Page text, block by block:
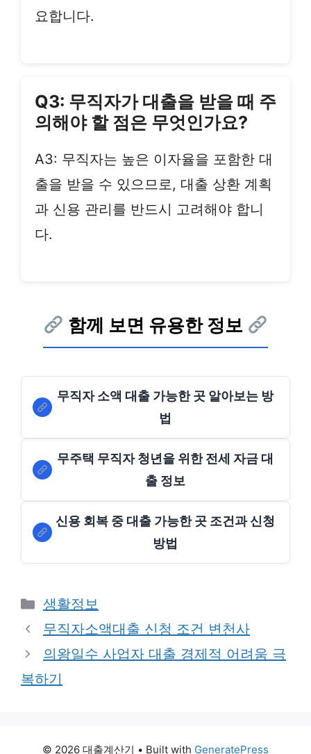
요합니다.
Q3: 무직자가 대출을 받을 때 주
의해야 할 점은 무엇인가요?
A3: 무직자는 높은 이자율을 포함한 대
출을 받을 수 있으므로, 대출 상환 계획
과 신용 관리를 반드시 고려해야 합니
다.
함께 보면 유용한 정보
무직자 소액 대출 가능한 곳 알아보는 방
법
무주택 무직자 청년을 위한 전세 자금 대
출 정보
신용 회복 중 대출 가능한 곳 조건과 신청
방법
Categories
생활정보
무직자소액대출 신청 조건 변천사
의왕일수 사업자 대출 경제적 어려움 극
복하기
© 2026 대출계산기 • Built with GeneratePress